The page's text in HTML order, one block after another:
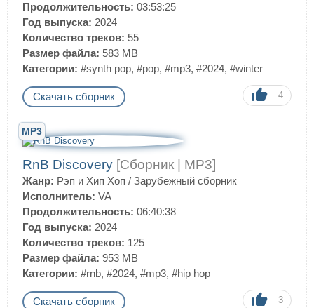
Продолжительность: 03:53:25
Год выпуска: 2024
Количество треков: 55
Размер файла: 583 MB
Категории: #synth pop, #pop, #mp3, #2024, #winter
Скачать сборник 4
MP3
RnB Discovery [Сборник | MP3]
Жанр: Рэп и Хип Хоп / Зарубежный сборник
Исполнитель: VA
Продолжительность: 06:40:38
Год выпуска: 2024
Количество треков: 125
Размер файла: 953 MB
Категории: #rnb, #2024, #mp3, #hip hop
Скачать сборник 3